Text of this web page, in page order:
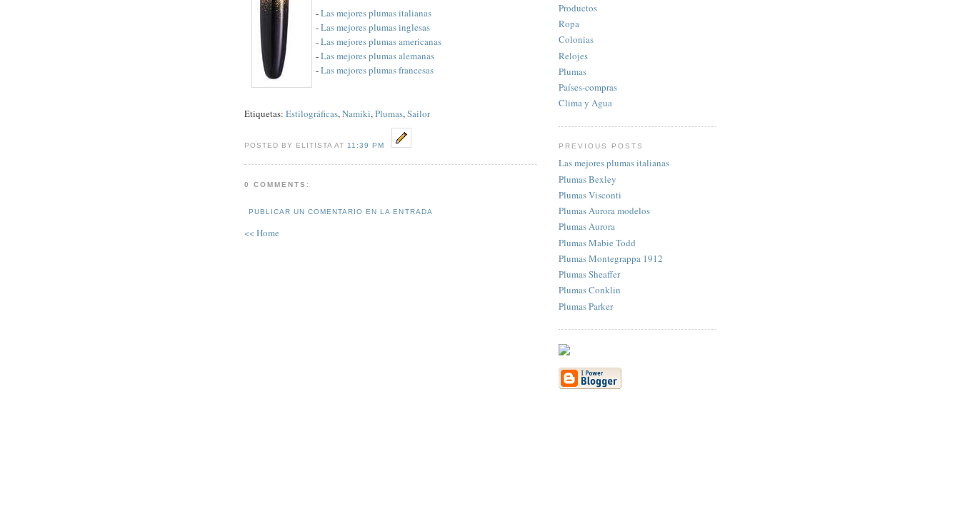
-Las mejores plumas italianas
-Las mejores plumas inglesas
-Las mejores plumas americanas
-Las mejores plumas alemanas
-Las mejores plumas francesas
Etiquetas: Estilográficas,Namiki,Plumas,Sailor
POSTED BY ELITISTA AT 11:39 PM
0 COMMENTS:
PUBLICAR UN COMENTARIO EN LA ENTRADA
<< Home
Productos
Ropa
Colonias
Relojes
Plumas
Paí­ses-compras
Clima y Agua
PREVIOUS POSTS
Las mejores plumas italianas
Plumas Bexley
Plumas Visconti
Plumas Aurora modelos
Plumas Aurora
Plumas Mabie Todd
Plumas Montegrappa 1912
Plumas Sheaffer
Plumas Conklin
Plumas Parker